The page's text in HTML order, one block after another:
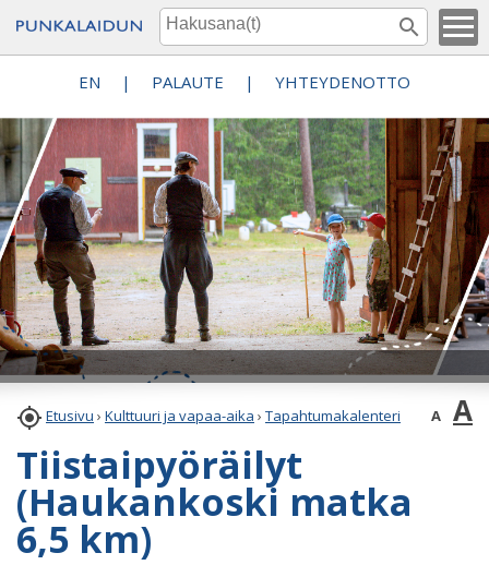
EN | PALAUTE | YHTEYDENOTTO
 Etusivu › Kulttuuri ja vapaa-aika › Tapahtumakalenteri A A
Tiistaipyöräilyt
(Haukankoski matka
6,5 km)